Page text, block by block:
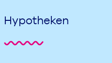
Hypotheken